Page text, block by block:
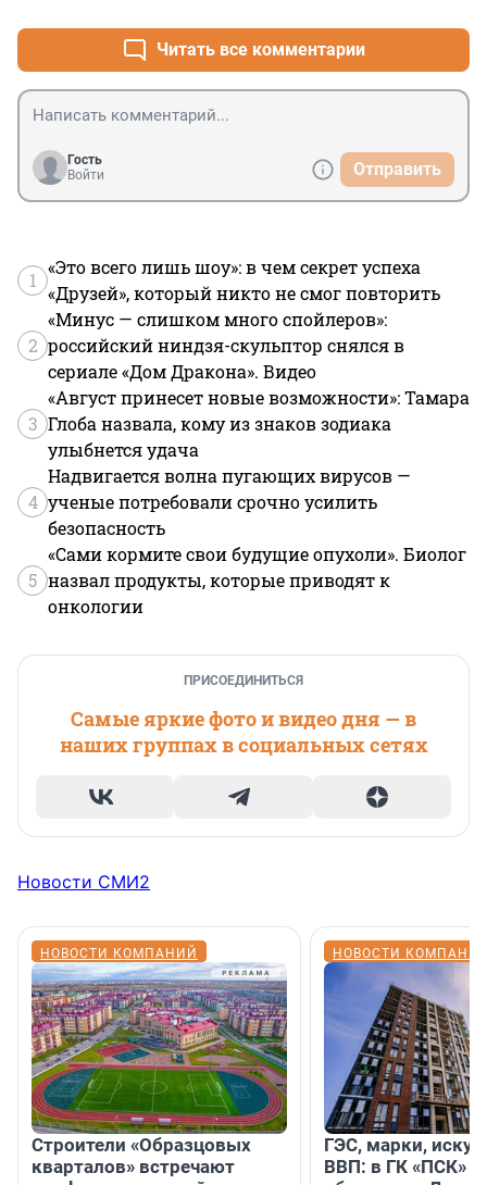
Читать все комментарии
Гость
Войти
Отправить
1
«Это всего лишь шоу»: в чем секрет успеха
«Друзей», который никто не смог повторить
2
«Минус — слишком много спойлеров»:
российский ниндзя-скульптор снялся в
сериале «Дом Дракона». Видео
3
«Август принесет новые возможности»: Тамара
Глоба назвала, кому из знаков зодиака
улыбнется удача
4
Надвигается волна пугающих вирусов —
ученые потребовали срочно усилить
безопасность
5
«Сами кормите свои будущие опухоли». Биолог
назвал продукты, которые приводят к
онкологии
ПРИСОЕДИНИТЬСЯ
Самые яркие фото и видео дня — в
наших группах в социальных сетях
Новости СМИ2
НОВОСТИ КОМПАНИЙ
Строители «Образцовых
кварталов» встречают
НОВОСТИ
ГЭС, марки,
ВВП: в ГК «ПСК»